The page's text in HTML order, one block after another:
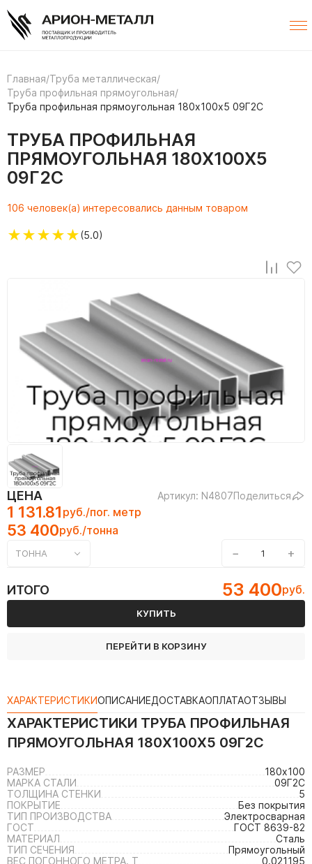
Главная/Труба металлическая/
Труба профильная прямоугольная/
Труба профильная прямоугольная 180х100х5 09Г2С
ТРУБА ПРОФИЛЬНАЯ
ПРЯМОУГОЛЬНАЯ 180Х100Х5
09Г2С
106 человек(а) интересовались данным товаром
★★★★★(5.0)
ЦЕНА Артикул: N4807Поделиться
1 131.81 руб./пог. метр
53 400руб./тонна
ТОННА − +
ИТОГО 53 400руб.
КУПИТЬ
ПЕРЕЙТИ В КОРЗИНУ
ХАРАКТЕРИСТИКИОПИСАНИЕДОСТАВКАОПЛАТАОТЗЫВЫ
ХАРАКТЕРИСТИКИ ТРУБА ПРОФИЛЬНАЯ
ПРЯМОУГОЛЬНАЯ 180Х100Х5 09Г2С
РАЗМЕР
180х100
МАРКА СТАЛИ
09Г2С
ТОЛЩИНА СТЕНКИ
5
ПОКРЫТИЕ
Без покрытия
ТИП ПРОИЗВОДСТВА
Электросварная
ГОСТ
ГОСТ 8639-82
МАТЕРИАЛ
Сталь
ТИП СЕЧЕНИЯ
Прямоугольный
ВЕС ПОГОННОГО МЕТРА. Т
0.021195